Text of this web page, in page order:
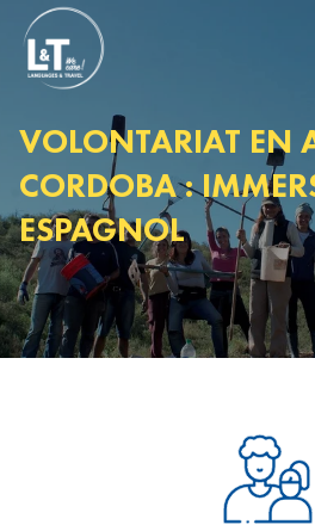
VOLONTARIAT EN
CORDOBA :
ESPAGNOL